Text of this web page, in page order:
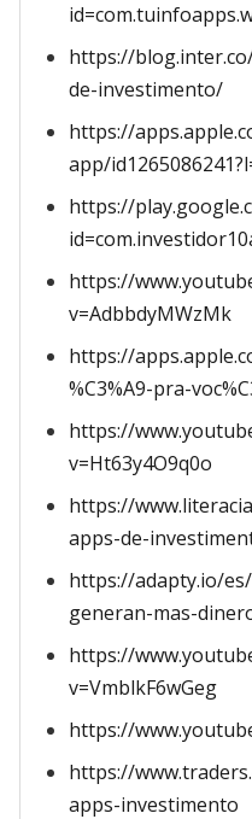
https://
de-investimento/
https://
app/
https://
https://
v=AdbbdyMWzMk
https://
%C3%A9-pra-
https://
v=Ht63y4O9q0o
https://
apps-de-
https://adapty.io/
generan-mas-
https://
v=VmblkF6wGeg
https://
https://
apps-investimento